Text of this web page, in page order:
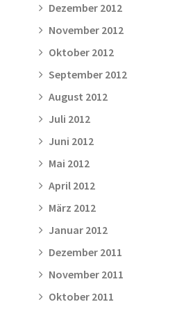
Dezember 2012
November 2012
Oktober 2012
September 2012
August 2012
Juli 2012
Juni 2012
Mai 2012
April 2012
März 2012
Januar 2012
Dezember 2011
November 2011
Oktober 2011